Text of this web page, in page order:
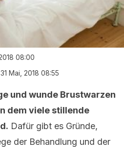
08:00
31 Mai, 2018 08:55
und wunde Brustwarzen
dem viele stillende
Dafür gibt es Gründe,
der Behandlung und der